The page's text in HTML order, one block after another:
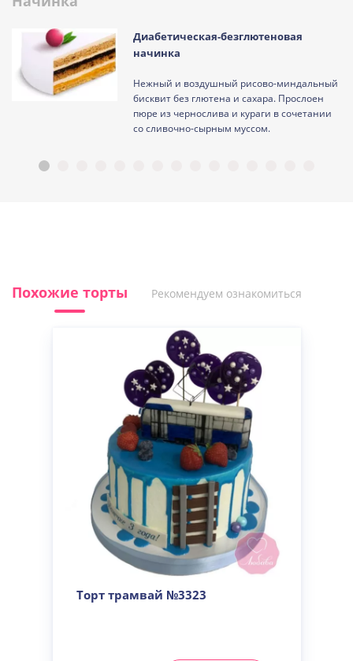
Диабетическая-безглютеновая
начинка
Нежный и воздушный рисово-миндальный
бисквит без глютена и сахара. Прослоен
пюре из чернослива и кураги в сочетании
со сливочно-сырным муссом.
Похожие торты Рекомендуем ознакомиться
Торт трамвай №3323